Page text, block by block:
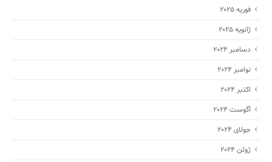
فوریه 2025
ژانویه 2025
دسامبر 2024
نوامبر 2024
اکتبر 2024
آگوست 2024
جولای 2024
ژوئن 2024